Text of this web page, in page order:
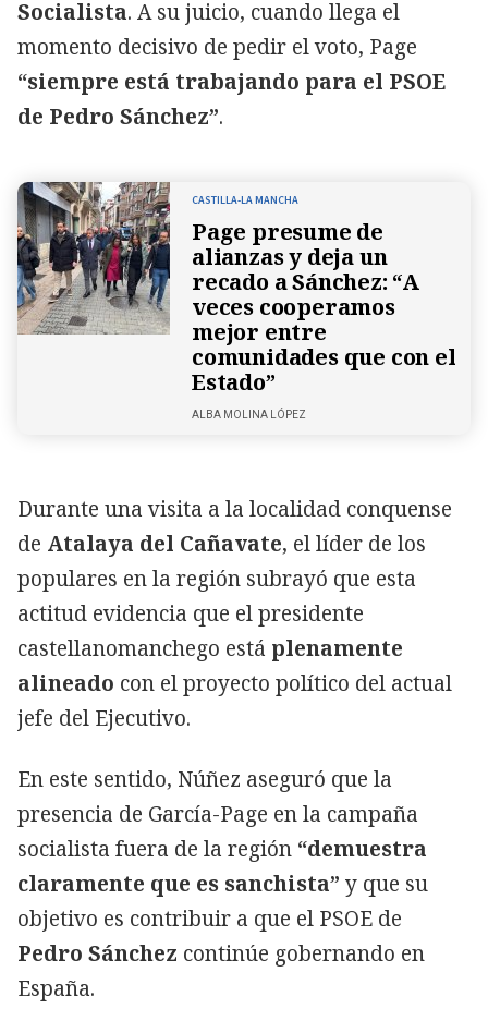
Socialista. A su juicio, cuando llega el
momento decisivo de pedir el voto, Page
“siempre está trabajando para el PSOE
de Pedro Sánchez”.
CASTILLA-LA MANCHA
Page presume de
alianzas y deja un
recado a Sánchez: “A
veces cooperamos
mejor entre
comunidades que con el
Estado”
ALBA MOLINA LÓPEZ
Durante una visita a la localidad conquense
de Atalaya del Cañavate, el líder de los
populares en la región subrayó que esta
actitud evidencia que el presidente
castellanomanchego está plenamente
alineado con el proyecto político del actual
jefe del Ejecutivo.
En este sentido, Núñez aseguró que la
presencia de García-Page en la campaña
socialista fuera de la región “demuestra
claramente que es sanchista” y que su
objetivo es contribuir a que el PSOE de
Pedro Sánchez continúe gobernando en
España.